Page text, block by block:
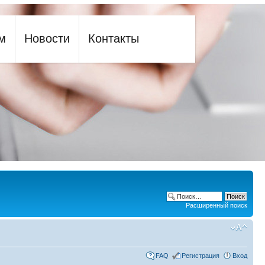
Новости Контакты
Расширенный поиск
FAQ Регистрация Вход